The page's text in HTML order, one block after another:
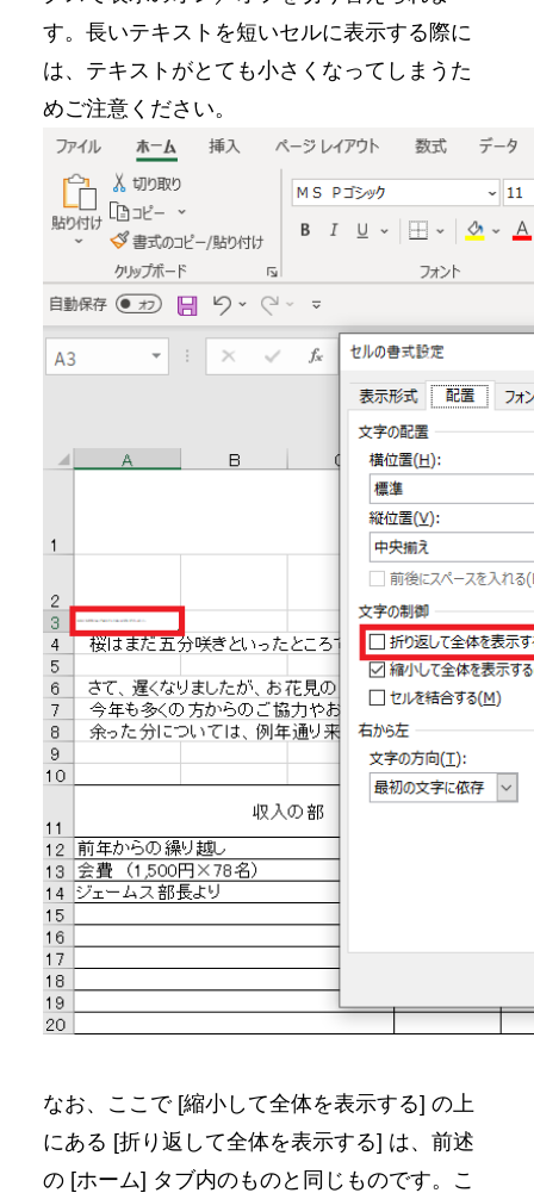
す。長いテキストを短いセルに表示する際に
は、テキストがとても小さくなってしまうた
めご注意ください。
なお、ここで [縮小して全体を表示する] の上
にある [折り返して全体を表示する] は、前述
の [ホーム] タブ内のものと同じものです。こ